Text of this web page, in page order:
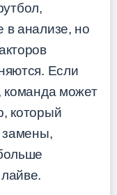
в анализе, но
Если
команда может
который
замены,